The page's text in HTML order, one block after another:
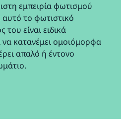
εμπειρία φωτισμού
το φωτιστικό
είναι ειδικά
κατανέμει ομοιόμορφα
απαλό ή έντονο